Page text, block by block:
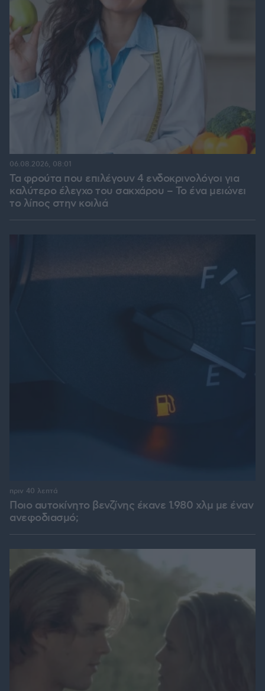
Τα φρούτα που επιλέγουν 4 ενδοκρινολόγοι για
καλύτερο έλεγχο του σακχάρου – Το ένα μειώνει
το λίπος στην κοιλιά
06.08.2026, 08:01
Ποιο αυτοκίνητο βενζίνης έκανε 1.980 χλμ με έναν
ανεφοδιασμό;
πριν 40 λεπτά